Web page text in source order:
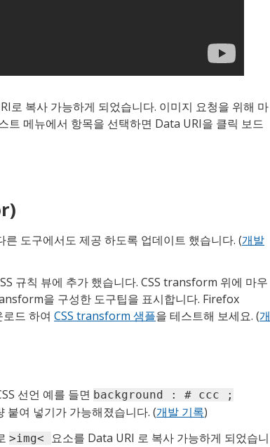
로 복사 가능하게 되었습니다. 이미지 요청을 위해 마
트 메뉴에서 항목을 선택하면 Data URI을 클릭 보드
른 도구에서도 제공 하도록 업데이트 했습니다. (개발
규칙 뷰에 추가 했습니다. CSS transform 위에 마우
을 구성한 도구팁을 표시합니다. Firefox
드 하여 CSS transform 샘플을 테스트해 보세요. (개
선언 예를 들면 background : # ccc ;
붙여 넣기가 가능해졌습니다. (개발 기록)
>img< 요소를 Data URI 로 복사 가능하게 되었습니